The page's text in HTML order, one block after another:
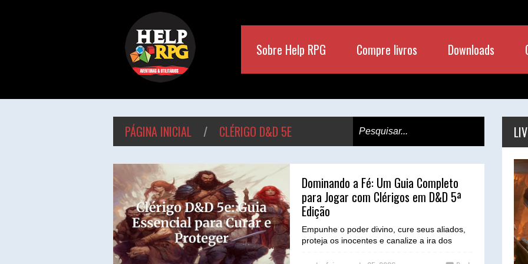
Sobre Help RPG Compre livros Downloads
PÁGINA INICIAL / CLÉRIGO D&D 5E
Dominando a Fé: Um Guia Completo
para Jogar com Clérigos em D&D 5ª
Edição
Empunhe o poder divino, cure seus aliados,
proteja os inocentes e canalize a ira dos